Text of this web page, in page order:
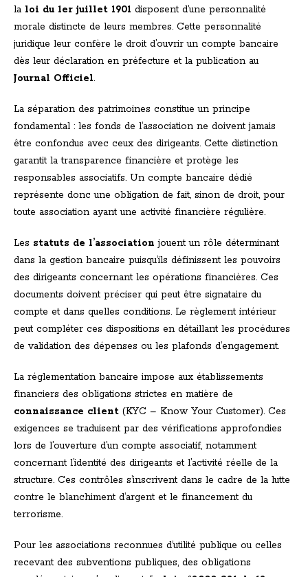
la loi du 1er juillet 1901 disposent d’une personnalité
morale distincte de leurs membres. Cette personnalité
juridique leur confère le droit d’ouvrir un compte bancaire
dès leur déclaration en préfecture et la publication au
Journal Officiel.
La séparation des patrimoines constitue un principe
fondamental : les fonds de l’association ne doivent jamais
être confondus avec ceux des dirigeants. Cette distinction
garantit la transparence financière et protège les
responsables associatifs. Un compte bancaire dédié
représente donc une obligation de fait, sinon de droit, pour
toute association ayant une activité financière régulière.
Les statuts de l’association jouent un rôle déterminant
dans la gestion bancaire puisqu’ils définissent les pouvoirs
des dirigeants concernant les opérations financières. Ces
documents doivent préciser qui peut être signataire du
compte et dans quelles conditions. Le règlement intérieur
peut compléter ces dispositions en détaillant les procédures
de validation des dépenses ou les plafonds d’engagement.
La réglementation bancaire impose aux établissements
financiers des obligations strictes en matière de
connaissance client (KYC – Know Your Customer). Ces
exigences se traduisent par des vérifications approfondies
lors de l’ouverture d’un compte associatif, notamment
concernant l’identité des dirigeants et l’activité réelle de la
structure. Ces contrôles s’inscrivent dans le cadre de la lutte
contre le blanchiment d’argent et le financement du
terrorisme.
Pour les associations reconnues d’utilité publique ou celles
recevant des subventions publiques, des obligations